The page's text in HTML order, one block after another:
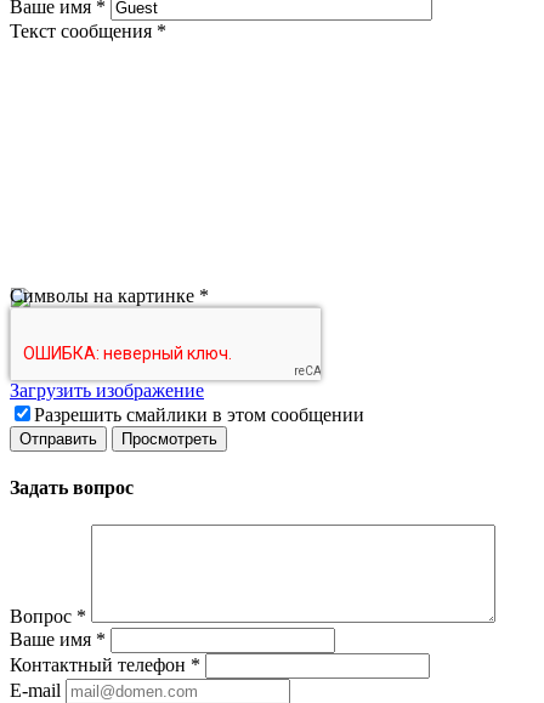
Ваше имя *
Текст сообщения *
Символы на картинке *
Загрузить изображение
Разрешить смайлики в этом сообщении
Задать вопрос
Вопрос *
Ваше имя *
Контактный телефон *
E-mail